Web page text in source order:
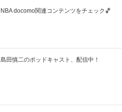
NBA docomo関連コンテンツをチェック🏀
島田慎二のポッドキャスト、配信中！